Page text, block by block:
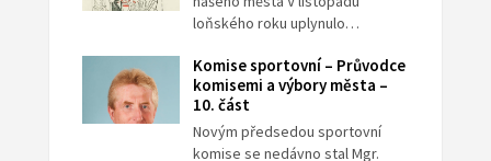
loňského roku uplynulo…
Komise sportovní – Průvodce
komisemi a výbory města –
10. část
Novým předsedou sportovní
komise se nedávno stal Mgr.